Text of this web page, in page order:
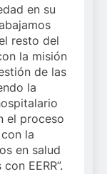
en su
resto del
la misión
de las
la
el proceso
la
en salud
EERR”.